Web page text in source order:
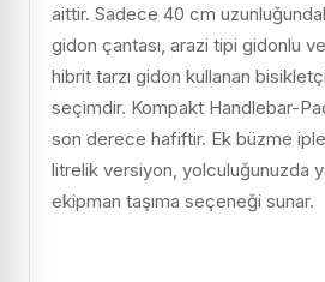
aittir. Sadece 40 cm
gidon çantası, arazi tipi gidonlu
hibrit tarzı gidon kullanan
seçimdir. Kompakt Handlebar-
son derece hafiftir. Ek büzme
litrelik versiyon, yolculuğunuzda
ekipman taşıma seçeneği sunar.